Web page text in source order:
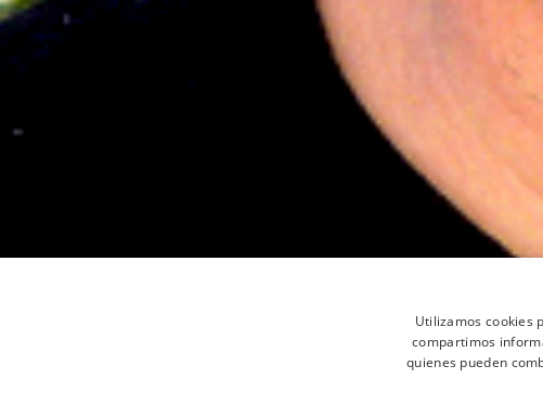
Utilizamos cookies
compartimos
quienes pueden